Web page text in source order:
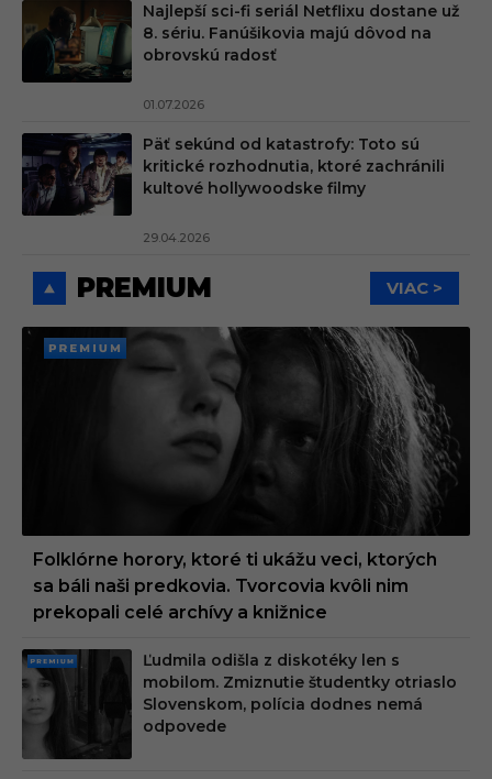
Najlepší sci-fi seriál Netflixu dostane už
8. sériu. Fanúšikovia majú dôvod na
obrovskú radosť
01.07.2026
Päť sekúnd od katastrofy: Toto sú
kritické rozhodnutia, ktoré zachránili
kultové hollywoodske filmy
29.04.2026
PREMIUM VIAC >
PREMI
Folklórne horory, ktoré ti ukážu veci, ktorých
sa báli naši predkovia. Tvorcovia kvôli nim
prekopali celé archívy a knižnice
PRE
MIU
M
Ľudmila odišla z diskotéky len s
mobilom. Zmiznutie študentky otriaslo
Slovenskom, polícia dodnes nemá
odpovede